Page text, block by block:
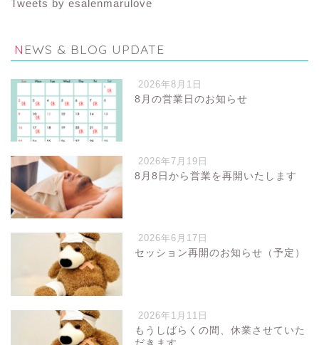
Tweets by esalenmarulove
NEWS & BLOG UPDATE
2026年8月1日
8月の営業日のお知らせ
2026年7月19日
8月8日から営業を再開いたします
2026年6月17日
セッション再開のお知らせ（予定）
2026年1月11日
もうしばらくの間、休業させていた